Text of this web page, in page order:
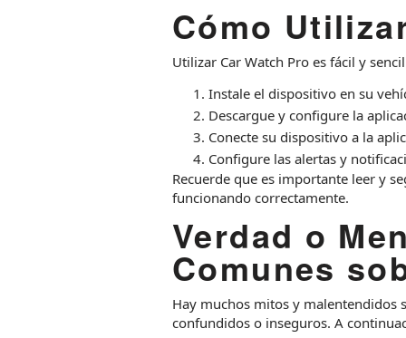
Cómo
Utilizar Car Watch Pro es fácil y
Instale el dispositivo en su
Descargue y configure la
Conecte su dispositivo a la
Configure las alertas y
Recuerde que es importante leer y
funcionando correctamente.
Verdad o
Comunes
Hay muchos mitos y malentendidos
confundidos o inseguros. A